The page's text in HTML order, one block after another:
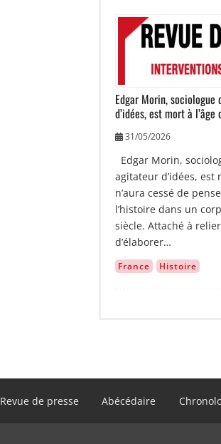
Image
Edgar Morin,
d’idées, est mort à l’âge
31/05/2026
Edgar Morin,
agitateur d’idées, est
n’aura cessé de
l’histoire dans un
siècle. Attaché à
d’élaborer…
France Histoire
Revue de presse Abécédaire